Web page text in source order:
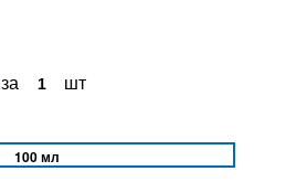
за шт
100 мл